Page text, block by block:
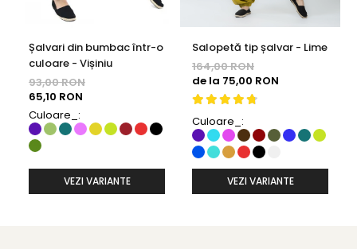
Șalvari din bumbac într-o
culoare - Vișiniu
93,00 RON
65,10 RON
Culoare_:
VEZI VARIANTE
Salopetă tip șalvar - Lime
164,00 RON
de la 75,00 RON
Culoare_:
VEZI VARIANTE